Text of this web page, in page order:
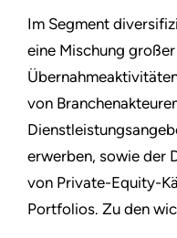
Im Segment
eine Mischung
von
erwerben, sowie der
von Private-Equity-
Portfolios. Zu den